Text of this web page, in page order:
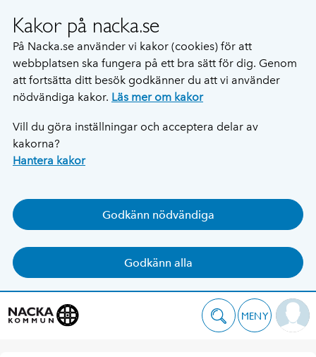
Kakor på nacka.se
På Nacka.se använder vi kakor (cookies) för att
webbplatsen ska fungera på ett bra sätt för dig. Genom
att fortsätta ditt besök godkänner du att vi använder
nödvändiga kakor. Läs mer om kakor
Vill du göra inställningar och acceptera delar av
kakorna?
Hantera kakor
Godkänn nödvändiga
Godkänn alla
MENY